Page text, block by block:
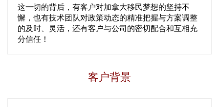
这一切的背后，有客户对加拿大移民梦想的坚持不
懈，也有技术团队对政策动态的精准把握与方案调整
的及时、灵活，还有客户与公司的密切配合和互相充
分信任！
客户背景